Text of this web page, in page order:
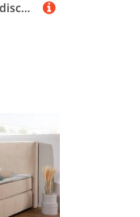
The White Stone Orthopädische Matratze 95x190 cm Mittlere Härte Höhe 25 cm Hypoallergener und Atmungsaktiver Bezug